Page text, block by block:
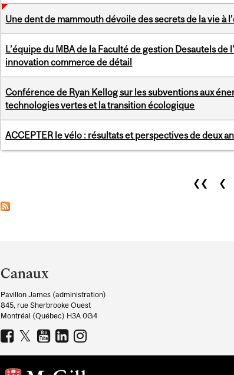
Une dent de mammouth dévoile des secrets de la vie à
L’équipe du MBA de la Faculté de gestion Desautels
innovation commerce de détail
Conférence de Ryan Kellog sur les subventions aux
technologies vertes et la transition écologique
ACCEPTER le vélo : résultats et perspectives de deux
❮❮ ❮
and
University
Information
Canaux
Pavillon James (administration)
845, rue Sherbrooke Ouest
Montréal (Québec) H3A 0G4